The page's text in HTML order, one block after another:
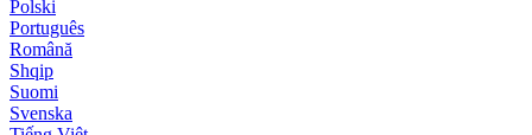
Polski
Português
Română
Shqip
Suomi
Svenska